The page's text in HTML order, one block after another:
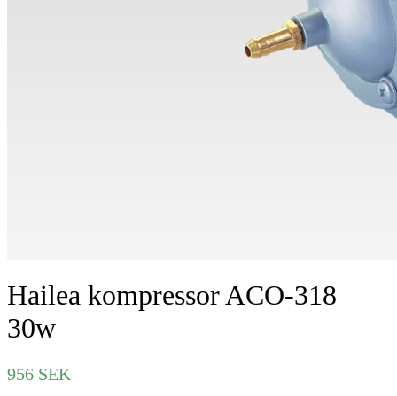
Hailea kompressor ACO-318
30w
956 SEK